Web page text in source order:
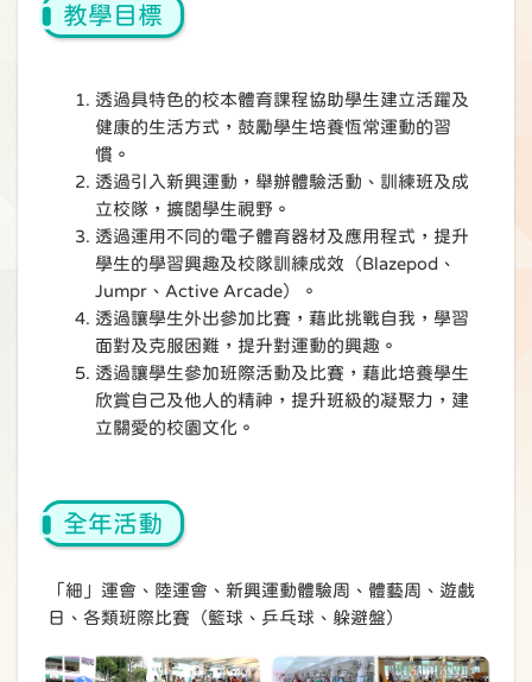
教學目標
透過具特色的校本體育課程協助學生建立活躍及
健康的生活方式，鼓勵學生培養恆常運動的習
慣。
透過引入新興運動，舉辦體驗活動、訓練班及成
立校隊，擴闊學生視野。
透過運用不同的電子體育器材及應用程式，提升
學生的學習興趣及校隊訓練成效（Blazepod、
Jumpr、Active Arcade）。
透過讓學生外出參加比賽，藉此挑戰自我，學習
面對及克服困難，提升對運動的興趣。
透過讓學生參加班際活動及比賽，藉此培養學生
欣賞自己及他人的精神，提升班級的凝聚力，建
立關愛的校園文化。
全年活動
「細」運會、陸運會、新興運動體驗周、體藝周、遊戲
日、各類班際比賽（籃球、乒乓球、躲避盤）